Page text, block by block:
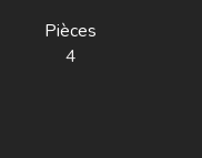
Pièces
4